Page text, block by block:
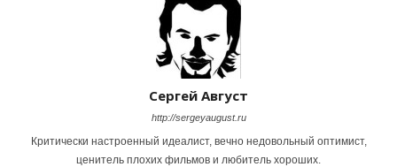
Сергей Август
http://sergeyaugust.ru
Критически настроенный идеалист, вечно недовольный оптимист,
ценитель плохих фильмов и любитель хороших.